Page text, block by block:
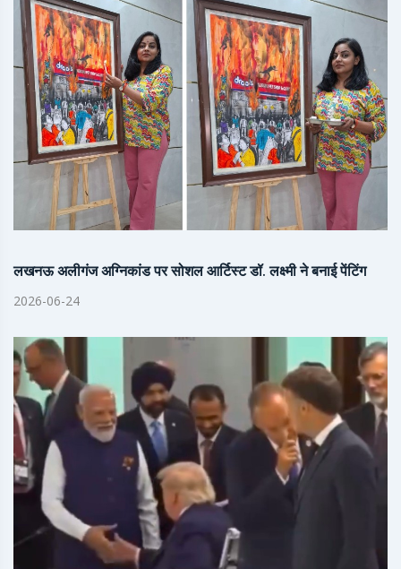
लखनऊ अलीगंज अग्निकांड पर सोशल आर्टिस्ट डॉ. लक्ष्मी ने बनाई पेंटिंग
2026-06-24